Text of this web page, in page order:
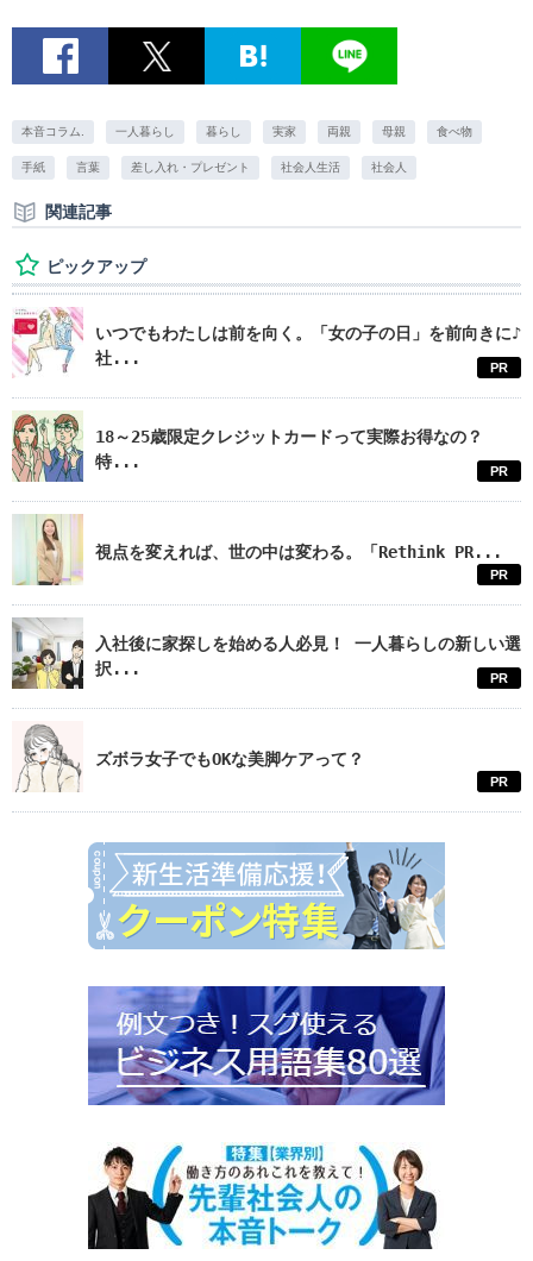
本音コラム. 一人暮らし 暮らし 実家 両親 母親 食べ物
手紙 言葉 差し入れ・プレゼント 社会人生活 社会人
関連記事
ピックアップ
いつでもわたしは前を向く。「女の子の日」を前向きに♪
社...
PR
18～25歳限定クレジットカードって実際お得なの？
特...
PR
視点を変えれば、世の中は変わる。「Rethink PR...
PR
入社後に家探しを始める人必見！ 一人暮らしの新しい選
択...
PR
ズボラ女子でもOKな美脚ケアって？
PR